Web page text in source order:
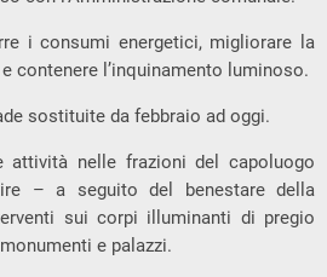
i consumi energetici, migliorare la
contenere l’inquinamento luminoso.
sostituite da febbraio ad oggi.
nelle frazioni del capoluogo
– a seguito del benestare della
sui corpi illuminanti di pregio
e palazzi.